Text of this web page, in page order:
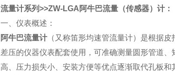
流量计系列>>ZW-LGA阿牛巴流量（传感器）计：
一、仪表概述：
阿牛巴流量计（又称笛形均速管流量计）是根据
差压的仪器仪表配套使用，可准确测量圆形管道
高、压力损失小、安装方便等优点逐渐取代孔板